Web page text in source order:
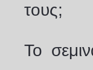
τους;
Το